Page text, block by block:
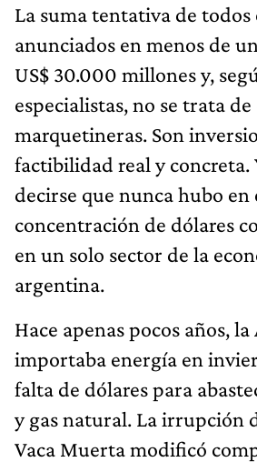
La suma tentativa de todos
anunciados en menos de
US$ 30.000 millones y,
especialistas, no se trata
marquetineras. Son
factibilidad real y concreta.
decirse que nunca hubo en
concentración de dólares
en un solo sector de la
argentina.
Hace apenas pocos años,
importaba energía en
falta de dólares para
y gas natural. La irrupción
Vaca Muerta modificó